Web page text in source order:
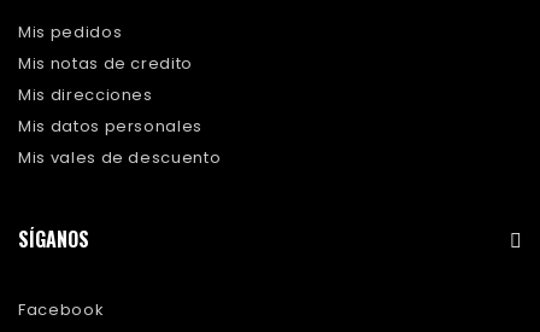
Mis pedidos
Mis notas de credito
Mis direcciones
Mis datos personales
Mis vales de descuento
SÍGANOS
Facebook